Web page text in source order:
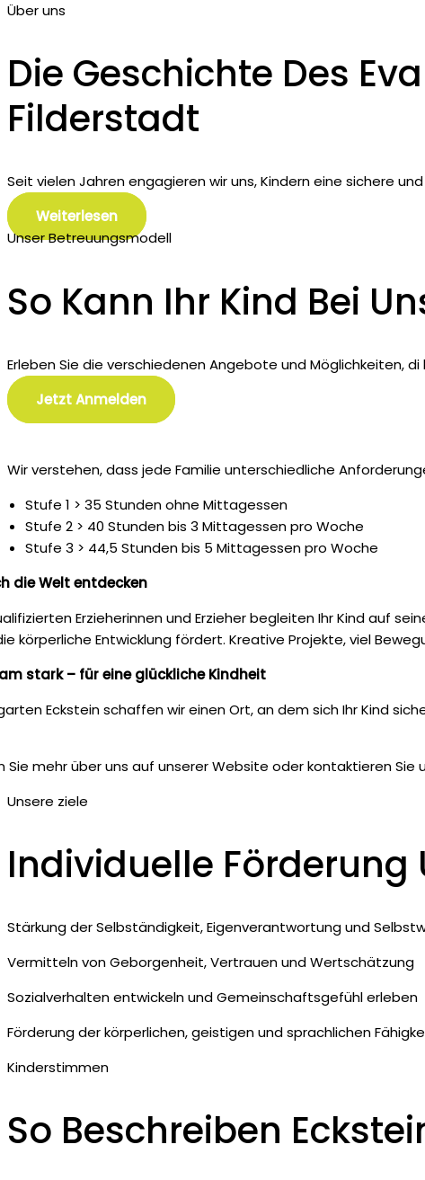
Über uns
Die Geschichte Des
Filderstadt
Seit vielen Jahren engagieren wir uns, Kindern eine sichere
Weiterlesen
Unser Betreuungsmodell
So Kann Ihr Kind Bei
Erleben Sie die verschiedenen Angebote und Möglichkeiten,
Jetzt Anmelden
Wir verstehen, dass jede Familie unterschiedliche
Stufe 1 > 35 Stunden ohne Mittagessen
Stufe 2 > 40 Stunden bis 3 Mittagessen pro Woche
Stufe 3 > 44,5 Stunden bis 5 Mittagessen pro Woche
die Welt entdecken
Erzieherinnen und Erzieher begleiten Ihr Kind auf
körperliche Entwicklung fördert. Kreative Projekte, viel
stark – für eine glückliche Kindheit
Eckstein schaffen wir einen Ort, an dem sich Ihr Kind
Sie mehr über uns auf unserer Website oder kontaktieren Sie
Unsere ziele
Individuelle Förderung
Stärkung der Selbständigkeit, Eigenverantwortung und
Vermitteln von Geborgenheit, Vertrauen und Wertschätzung
Sozialverhalten entwickeln und Gemeinschaftsgefühl erleben
Förderung der körperlichen, geistigen und sprachlichen
Kinderstimmen
So Beschreiben